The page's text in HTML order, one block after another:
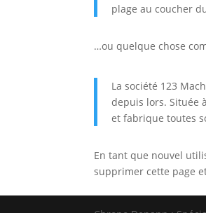
plage au coucher
…ou quelque chose
La société 123
depuis lors. Située
et fabrique toutes
En tant que nouvel
supprimer cette page